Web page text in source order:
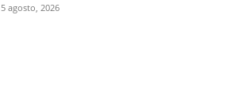
5 agosto, 2026